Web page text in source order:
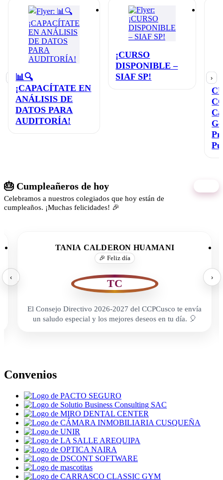
📊🔍
¡CAPACÍTATE EN
ANÁLISIS DE
DATOS PARA
AUDITORÍA!
¡CURSO
DISPONIBLE –
SIAF SP!
›
🎂 Cumpleañeros de hoy
Celebramos a nuestros colegiados que hoy están de
cumpleaños. ¡Muchas felicidades! 🎉
‹
TANIA CALDERON HUAMANI
🎉 Feliz día
TC
El Consejo Directivo 2026-2027 del CCPCusco te envía
un saludo especial y los mejores deseos en tu día. 🎈
›
Convenios